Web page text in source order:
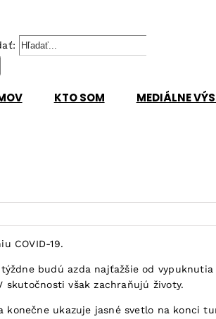
KTO SOM MEDIÁLNE
COVID-19.
budú azda najťažšie od
však zachraňujú životy.
ukazuje jasné svetlo na konci